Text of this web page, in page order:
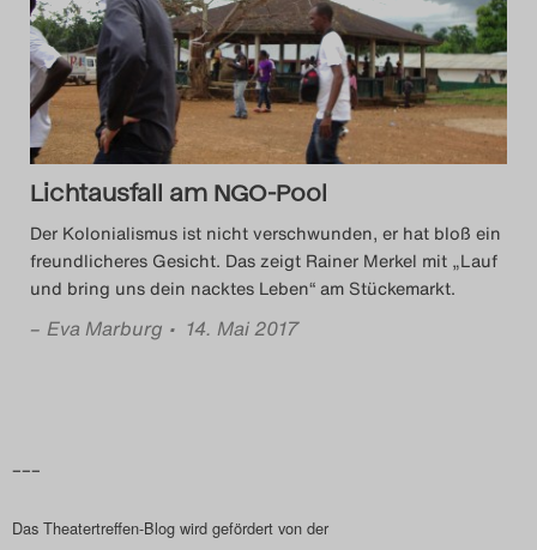
Das Theatertreffen-Blog
2014
Das Theatertreffen-Blog
2015
Das Theatertreffen-Blog
2016
Das Theatertreffen-Blog
2018
Lichtausfall am NGO-Pool
Der Kolonialismus ist nicht verschwunden, er hat bloß ein
freundlicheres Gesicht. Das zeigt Rainer Merkel mit „Lauf
und bring uns dein nacktes Leben“ am Stückemarkt.
– Eva Marburg • 14. Mai 2017
–––
Das Theatertreffen-Blog wird gefördert von der